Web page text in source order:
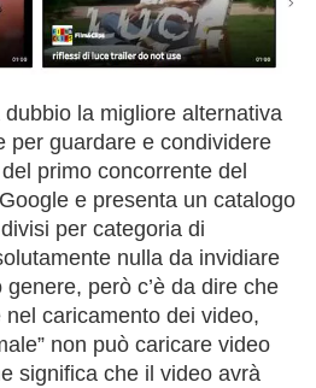
dubbio la migliore alternativa
per guardare e condividere
primo concorrente del
e presenta un catalogo
per categoria di
nulla da invidiare
però c’è da dire che
caricamento dei video,
non può caricare video
significa che il video avrà